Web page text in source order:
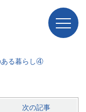
ある暮らし④
次の記事